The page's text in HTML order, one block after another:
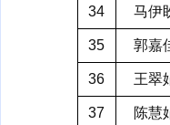
34 马伊
35 郭嘉
36 王翠
37 陈慧